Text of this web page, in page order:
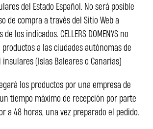
del Estado Español. No será posible
de compra a través del Sitio Web a
los indicados. CELLERS DOMENYS no
a las ciudades autónomas de
(Islas Baleares o Canarias)
los productos por una empresa de
tiempo máximo de recepción por parte
a 48 horas, una vez preparado el pedido.